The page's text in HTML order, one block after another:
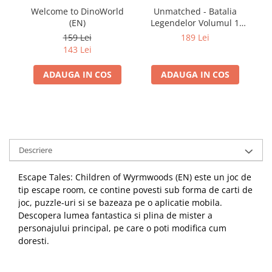
Welcome to DinoWorld
(EN)
159 Lei
143 Lei
ADAUGA IN COS
Unmatched - Batalia
Legendelor Volumul 1
(RO)
189 Lei
ADAUGA IN COS
Descriere
Escape Tales: Children of Wyrmwoods (EN) este un joc de
tip escape room, ce contine povesti sub forma de carti de
joc, puzzle-uri si se bazeaza pe o aplicatie mobila.
Descopera lumea fantastica si plina de mister a
personajului principal, pe care o poti modifica cum
doresti.